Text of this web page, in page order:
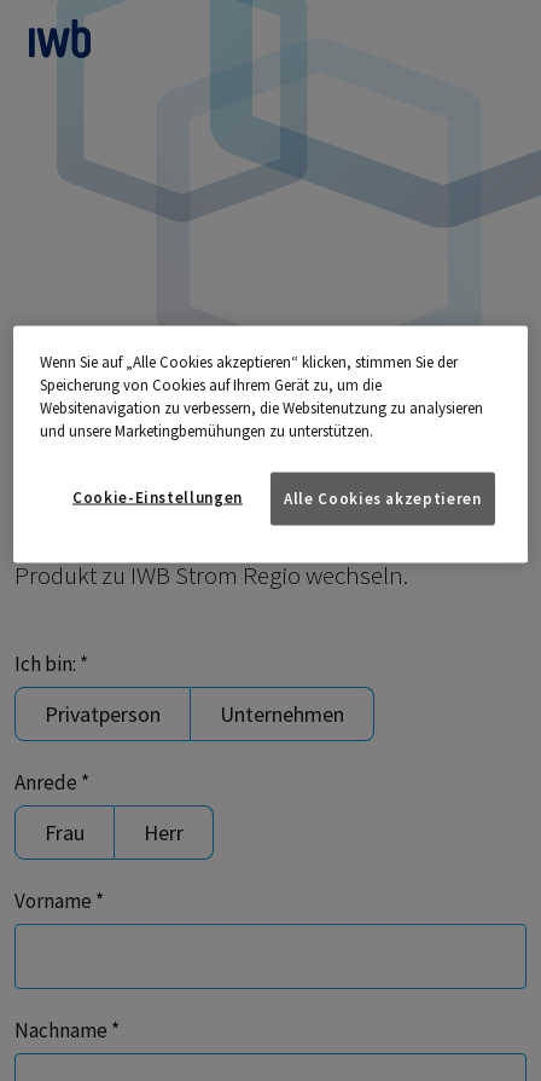
zum Main Content
PRODUKTWECHSEL IWB
STROM REGIO
Produkt zu IWB Strom Regio wechseln.
Ich bin: *
Privatperson Unternehmen
Anrede *
Frau Herr
Vorname *
Nachname *
Wenn Sie auf „Alle Cookies akzeptieren“ klicken, stimmen Sie der
Speicherung von Cookies auf Ihrem Gerät zu, um die
Websitenavigation zu verbessern, die Websitenutzung zu analysieren
und unsere Marketingbemühungen zu unterstützen.
Alle Cookies akzeptieren
Cookie-Einstellungen